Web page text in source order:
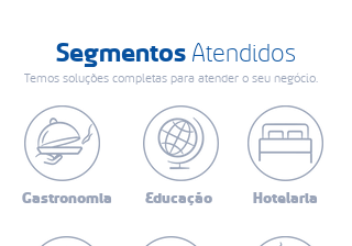
Segmentos Atendidos
Temos soluções completas para atender o seu negócio.
Gastronomia Educação Hotelaria